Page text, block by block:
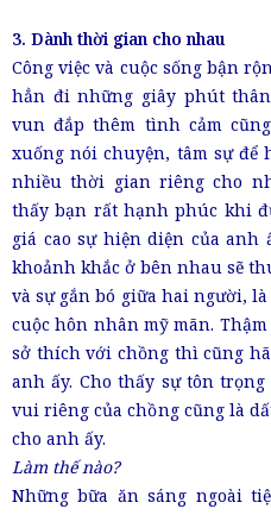
3. Dành thời gian cho nhau
Công việc và cuộc sống bận
hẳn đi những giây phút
vun đắp thêm tình cảm
xuống nói chuyện, tâm sự để
nhiều thời gian riêng cho
thấy bạn rất hạnh phúc khi
giá cao sự hiện diện của anh
khoảnh khắc ở bên nhau sẽ
và sự gắn bó giữa hai người,
cuộc hôn nhân mỹ mãn.
sở thích với chồng thì cũng
anh ấy. Cho thấy sự tôn
vui riêng của chồng cũng là
cho anh ấy.
Làm thế nào?
Những bữa ăn sáng ngoài